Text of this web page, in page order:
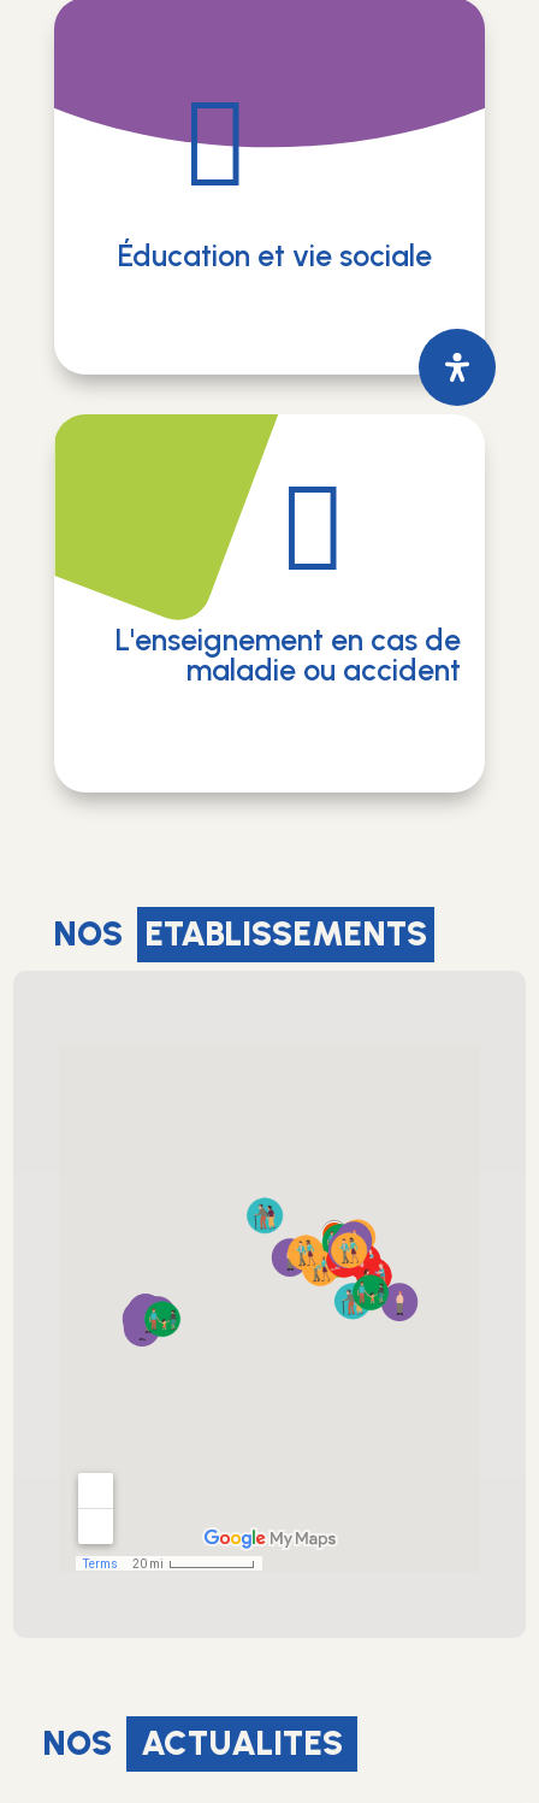

Éducation et vie sociale

L'enseignement en cas de
maladie ou accident
NOS ETABLISSEMENTS
NOS ACTUALITES